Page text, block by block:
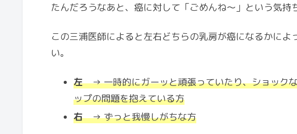
たんだろうなあと、癌に対して「ごめんね〜」という気持
この三浦医師によると左右どちらの乳房が癌になるかによ
い。
左→ 一時的にガーッと頑張っていたり、ショック
ップの問題を抱えている方
右→ ずっと我慢しがちな方